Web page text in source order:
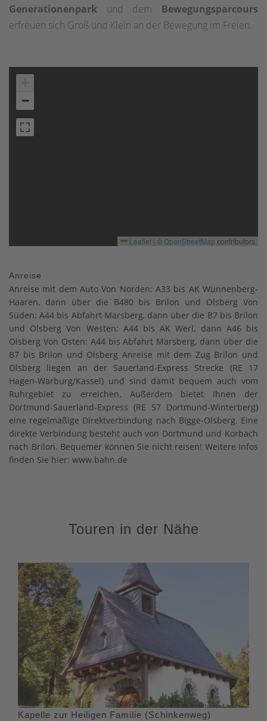
Generationenpark und dem Bewegungsparcours
erfreuen sich Groß und Klein an der Bewegung im Freien.
−
Leaflet | ©OpenStreetMap contributors
Anreise
Anreise mit dem Auto Von Norden: A33 bis AK Wünnenberg-
Haaren, dann über die B480 bis Brilon und Olsberg Von
Süden: A44 bis Abfahrt Marsberg, dann über die B7 bis Brilon
und Olsberg Von Westen: A44 bis AK Werl, dann A46 bis
Olsberg Von Osten: A44 bis Abfahrt Marsberg, dann über die
B7 bis Brilon und Olsberg Anreise mit dem Zug Brilon und
Olsberg liegen an der Sauerland-Express Strecke (RE 17
Hagen-Warburg/Kassel) und sind damit bequem auch vom
Ruhrgebiet zu erreichen. Außerdem bietet Ihnen der
Dortmund-Sauerland-Express (RE 57 Dortmund-Winterberg)
eine regelmäßige Direktverbindung nach Bigge-Olsberg. Eine
direkte Verbindung besteht auch von Dortmund und Korbach
nach Brilon. Bequemer können Sie nicht reisen! Weitere Infos
finden Sie hier: www.bahn.de
Touren in der Nähe
Kapelle zur Heiligen Familie (Schinkenweg)